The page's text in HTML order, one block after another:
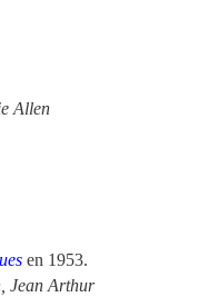
Allen
en 1953.
Jean Arthur